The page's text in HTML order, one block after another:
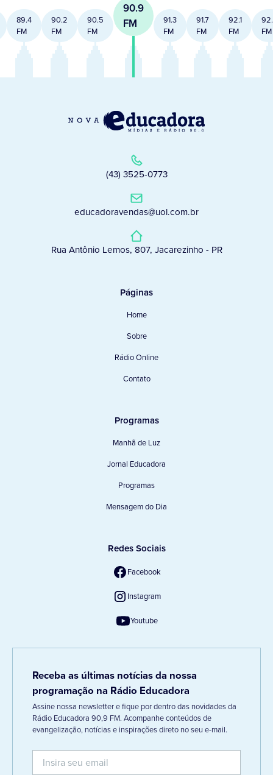
89.4
FM
90.2
FM
90.5
FM
90.9
FM
91.3
FM
91.7
FM
92.1
FM
FM
(43) 3525-0773
educadoravendas@uol.com.br
Rua Antônio Lemos, 807, Jacarezinho - PR
Páginas
Home
Sobre
Rádio Online
Contato
Programas
Manhã de Luz
Jornal Educadora
Programas
Mensagem do Dia
Redes Sociais
Facebook
Instagram
Youtube
Receba as últimas notícias da nossa
programação na Rádio Educadora
Assine nossa newsletter e fique por dentro das novidades da
Rádio Educadora 90,9 FM. Acompanhe conteúdos de
evangelização, notícias e inspirações direto no seu e-mail.